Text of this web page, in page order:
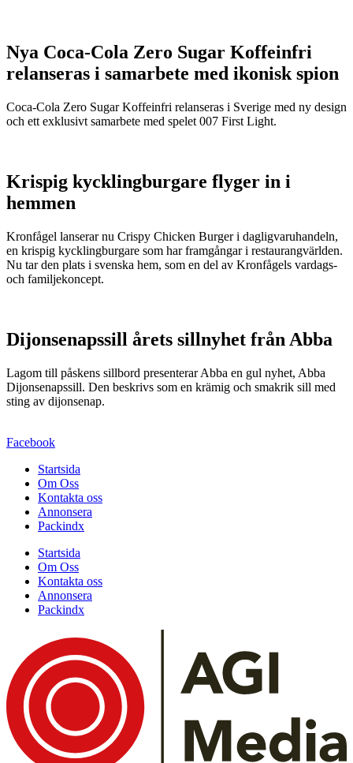
Nya Coca-Cola Zero Sugar Koffeinfri
relanseras i samarbete med ikonisk spion
Coca-Cola Zero Sugar Koffeinfri relanseras i Sverige med ny design
och ett exklusivt samarbete med spelet 007 First Light.
Krispig kycklingburgare flyger in i
hemmen
Kronfågel lanserar nu Crispy Chicken Burger i dagligvaruhandeln,
en krispig kycklingburgare som har framgångar i restaurangvärlden.
Nu tar den plats i svenska hem, som en del av Kronfågels vardags-
och familjekoncept.
Dijonsenapssill årets sillnyhet från Abba
Lagom till påskens sillbord presenterar Abba en gul nyhet, Abba
Dijonsenapssill. Den beskrivs som en krämig och smakrik sill med
sting av dijonsenap.
Facebook
Startsida
Om Oss
Kontakta oss
Annonsera
Packindx
Startsida
Om Oss
Kontakta oss
Annonsera
Packindx